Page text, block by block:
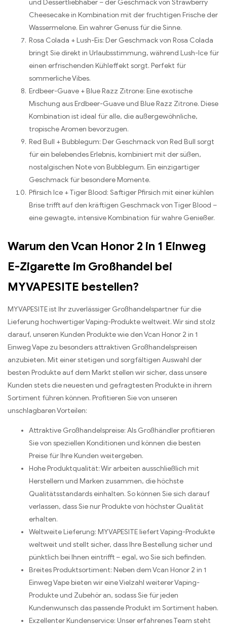
und Dessertliebhaber – der Geschmack von Strawberry
Cheesecake in Kombination mit der fruchtigen Frische der
Wassermelone. Ein wahrer Genuss für die Sinne.
Rosa Colada + Lush-Eis: Der Geschmack von Rosa Colada
bringt Sie direkt in Urlaubsstimmung, während Lush-Ice für
einen erfrischenden Kühleffekt sorgt. Perfekt für
sommerliche Vibes.
Erdbeer-Guave + Blue Razz Zitrone: Eine exotische
Mischung aus Erdbeer-Guave und Blue Razz Zitrone. Diese
Kombination ist ideal für alle, die außergewöhnliche,
tropische Aromen bevorzugen.
Red Bull + Bubblegum: Der Geschmack von Red Bull sorgt
für ein belebendes Erlebnis, kombiniert mit der süßen,
nostalgischen Note von Bubblegum. Ein einzigartiger
Geschmack für besondere Momente.
Pfirsich Ice + Tiger Blood: Saftiger Pfirsich mit einer kühlen
Brise trifft auf den kräftigen Geschmack von Tiger Blood –
eine gewagte, intensive Kombination für wahre Genießer.
Warum den Vcan Honor 2 in 1 Einweg
E-Zigarette im Großhandel bei
MYVAPESITE bestellen?
MYVAPESITE ist Ihr zuverlässiger Großhandelspartner für die
Lieferung hochwertiger Vaping-Produkte weltweit. Wir sind stolz
darauf, unseren Kunden Produkte wie den Vcan Honor 2 in 1
Einweg Vape zu besonders attraktiven Großhandelspreisen
anzubieten. Mit einer stetigen und sorgfältigen Auswahl der
besten Produkte auf dem Markt stellen wir sicher, dass unsere
Kunden stets die neuesten und gefragtesten Produkte in ihrem
Sortiment führen können. Profitieren Sie von unseren
unschlagbaren Vorteilen:
Attraktive Großhandelspreise: Als Großhändler profitieren
Sie von speziellen Konditionen und können die besten
Preise für Ihre Kunden weitergeben.
Hohe Produktqualität: Wir arbeiten ausschließlich mit
Herstellern und Marken zusammen, die höchste
Qualitätsstandards einhalten. So können Sie sich darauf
verlassen, dass Sie nur Produkte von höchster Qualität
erhalten.
Weltweite Lieferung: MYVAPESITE liefert Vaping-Produkte
weltweit und stellt sicher, dass Ihre Bestellung sicher und
pünktlich bei Ihnen eintrifft – egal, wo Sie sich befinden.
Breites Produktsortiment: Neben dem Vcan Honor 2 in 1
Einweg Vape bieten wir eine Vielzahl weiterer Vaping-
Produkte und Zubehör an, sodass Sie für jeden
Kundenwunsch das passende Produkt im Sortiment haben.
Exzellenter Kundenservice: Unser erfahrenes Team steht